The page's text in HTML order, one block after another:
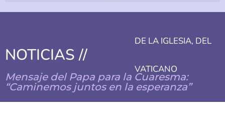
NOTICIAS //
DE LA IGLESIA, DEL
VATICANO
Mensaje del Papa para la Cuaresma:
“Caminemos juntos en la esperanza”